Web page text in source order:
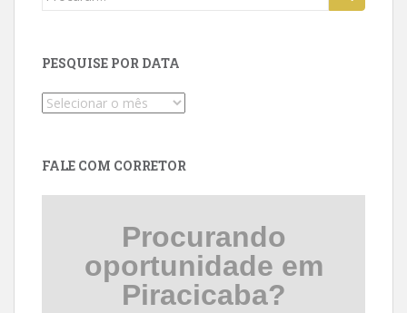
PESQUISE POR DATA
Pesquise
FALE COM CORRETOR
Procurando
oportunidade em
Piracicaba?